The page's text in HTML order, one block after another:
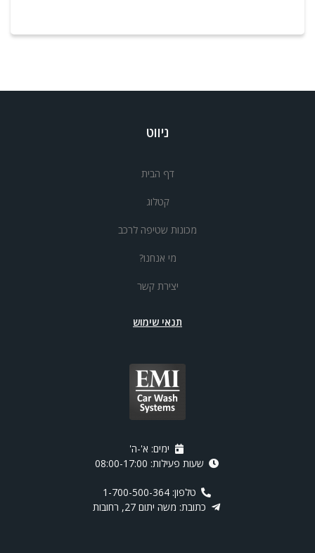
ניווט
דף הבית
קטלוג
מכונות שטיפה לרכב
מי אנחנו?
יצירת קשר
תנאי שימוש
ימים: א'-ה'
שעות פעילות: 08:00-17:00
טלפון: 1-700-500-364
כתובת: משה יתום 27, רחובות